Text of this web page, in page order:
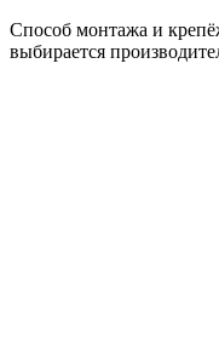
Способ монтажа и
выбирается